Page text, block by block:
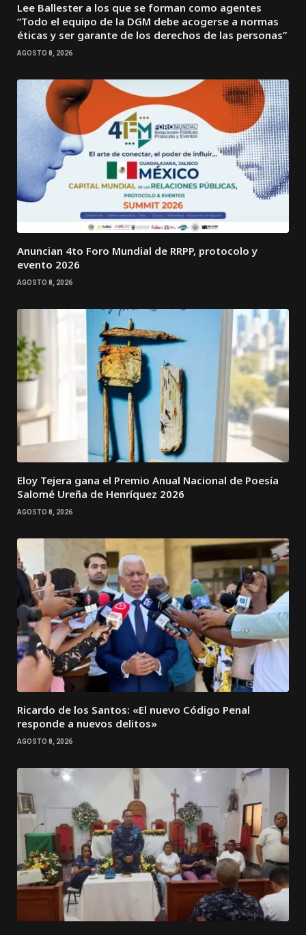
Lee Ballester a los que se forman como agentes
“Todo el equipo de la DGM debe acogerse a normas
éticas y ser garante de los derechos de las personas”
AGOSTO 8, 2026
Anuncian 4to Foro Mundial de RRPP, protocolo y
evento 2026
AGOSTO 8, 2026
Eloy Tejera gana el Premio Anual Nacional de Poesía
Salomé Ureña de Henríquez 2026
AGOSTO 8, 2026
Ricardo de los Santos: «El nuevo Código Penal
responde a nuevos delitos»
AGOSTO 8, 2026